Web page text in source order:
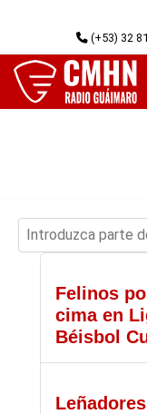
(+53) 32
Introduzca parte
Felinos
cima en
Béisbol